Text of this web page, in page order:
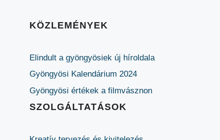
KÖZLEMÉNYEK
Elindult a gyöngyösiek új híroldala
Gyöngyösi Kalendárium 2024
Gyöngyösi értékek a filmvásznon
SZOLGÁLTATÁSOK